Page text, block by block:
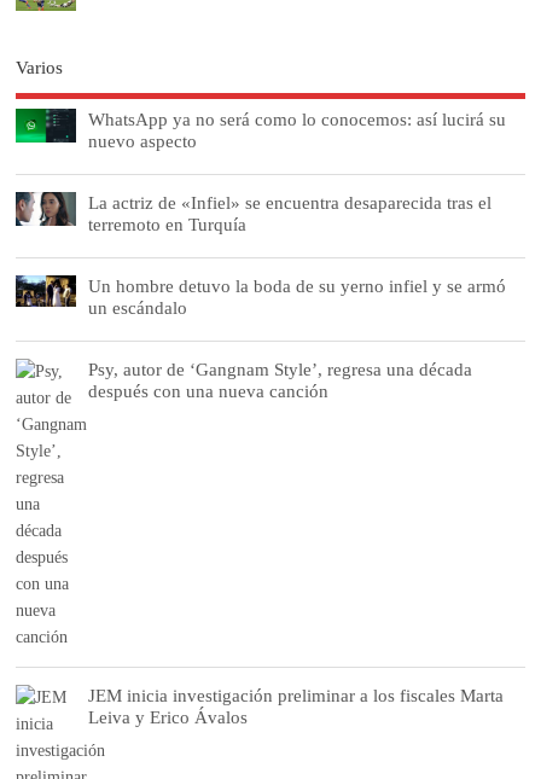
Varios
WhatsApp ya no será como lo conocemos: así lucirá su
nuevo aspecto
La actriz de «Infiel» se encuentra desaparecida tras el
terremoto en Turquía
Un hombre detuvo la boda de su yerno infiel y se armó
un escándalo
Psy, autor de ‘Gangnam Style’, regresa una década
después con una nueva canción
JEM inicia investigación preliminar a los fiscales Marta
Leiva y Erico Ávalos